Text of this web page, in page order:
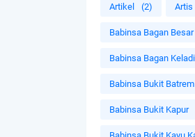
Artikel (2) Artis
Babinsa Bagan Besar
Babinsa Bagan Keladi
Babinsa Bukit Batrem
Babinsa Bukit Kapur